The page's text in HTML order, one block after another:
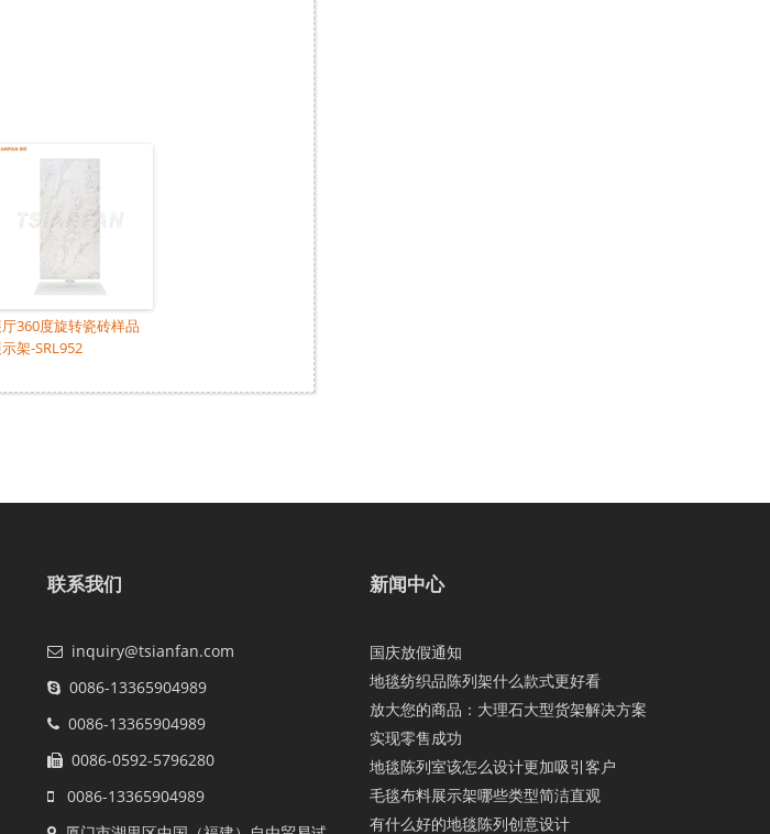
360度旋转瓷砖样品
架-SRL952
联系我们
inquiry@tsianfan.com
0086-13365904989
0086-13365904989
0086-0592-5796280
0086-13365904989
新闻中心
国庆放假通知
地毯纺织品陈列架什么款式更好看
放大您的商品：大理石大型货架解决方案
实现零售成功
地毯陈列室该怎么设计更加吸引客户
毛毯布料展示架哪些类型简洁直观
有什么好的地毯陈列创意设计